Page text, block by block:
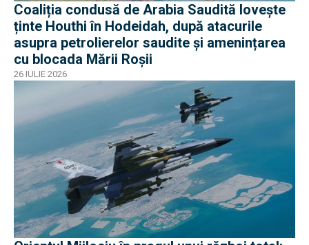
Coaliția condusă de Arabia Saudită lovește
ținte Houthi în Hodeidah, după atacurile
asupra petrolierelor saudite și amenințarea
cu blocada Mării Roșii
26 IULIE 2026